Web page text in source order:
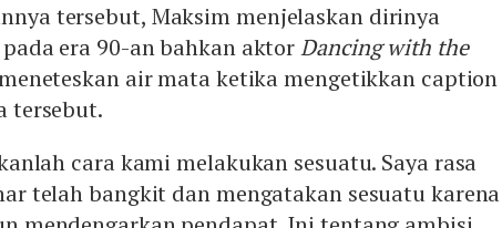
tersebut, Maksim menjelaskan dirinya
era 90-an bahkan aktorDancing with the
air mata ketika mengetikkan caption
tersebut.
cara kami melakukan sesuatu. Saya rasa
telah bangkit dan mengatakan sesuatu karena